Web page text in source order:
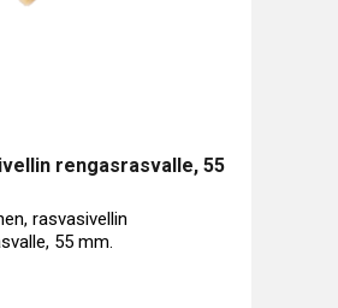
rengasrasvalle, 55
rasvasivellin
55 mm.